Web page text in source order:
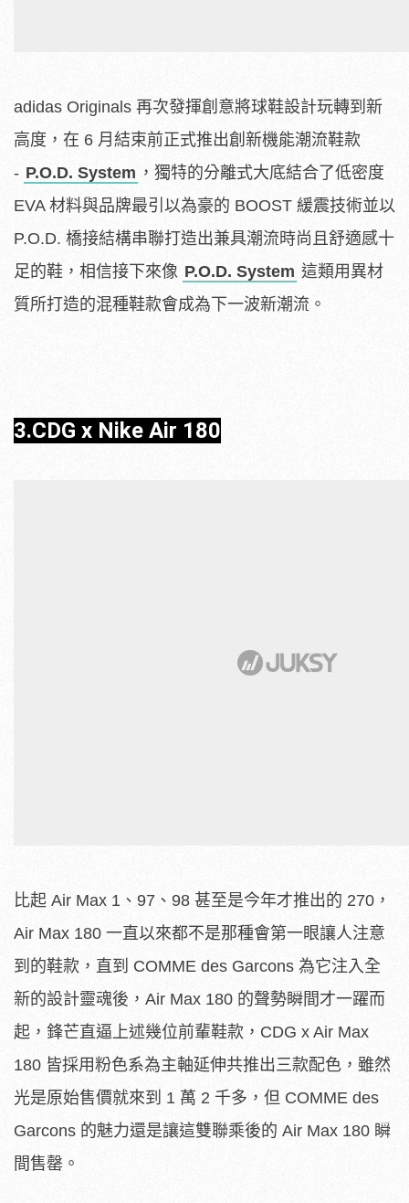
adidas Originals 再次發揮創意將球鞋設計玩轉到新
高度，在 6 月結束前正式推出創新機能潮流鞋款
- P.O.D. System ，獨特的分離式大底結合了低密度
EVA 材料與品牌最引以為豪的 BOOST 緩震技術並以
P.O.D. 橋接結構串聯打造出兼具潮流時尚且舒適感十
足的鞋，相信接下來像 P.O.D. System 這類用異材
質所打造的混種鞋款會成為下一波新潮流。
3.CDG x Nike Air 180
比起 Air Max 1、97、98 甚至是今年才推出的 270，
Air Max 180 一直以來都不是那種會第一眼讓人注意
到的鞋款，直到 COMME des Garcons 為它注入全
新的設計靈魂後，Air Max 180 的聲勢瞬間才一躍而
起，鋒芒直逼上述幾位前輩鞋款，CDG x Air Max
180 皆採用粉色系為主軸延伸共推出三款配色，雖然
光是原始售價就來到 1 萬 2 千多，但 COMME des
Garcons 的魅力還是讓這雙聯乘後的 Air Max 180 瞬
間售罄。